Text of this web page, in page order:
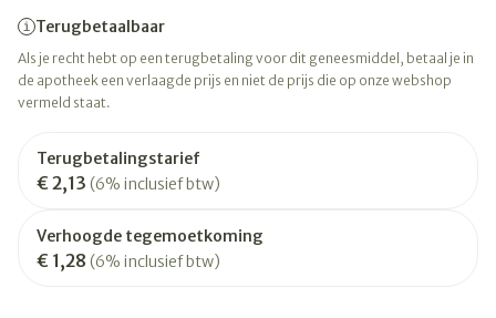
Terugbetaalbaar
Als je recht hebt op een terugbetaling voor dit geneesmiddel, betaal je in
de apotheek een verlaagde prijs en niet de prijs die op onze webshop
vermeld staat.
Terugbetalingstarief
€ 2,13 (6% inclusief btw)
Verhoogde tegemoetkoming
€ 1,28 (6% inclusief btw)